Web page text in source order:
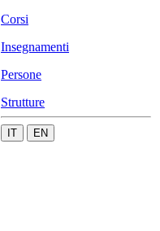
Corsi
Insegnamenti
Persone
Strutture
IT EN